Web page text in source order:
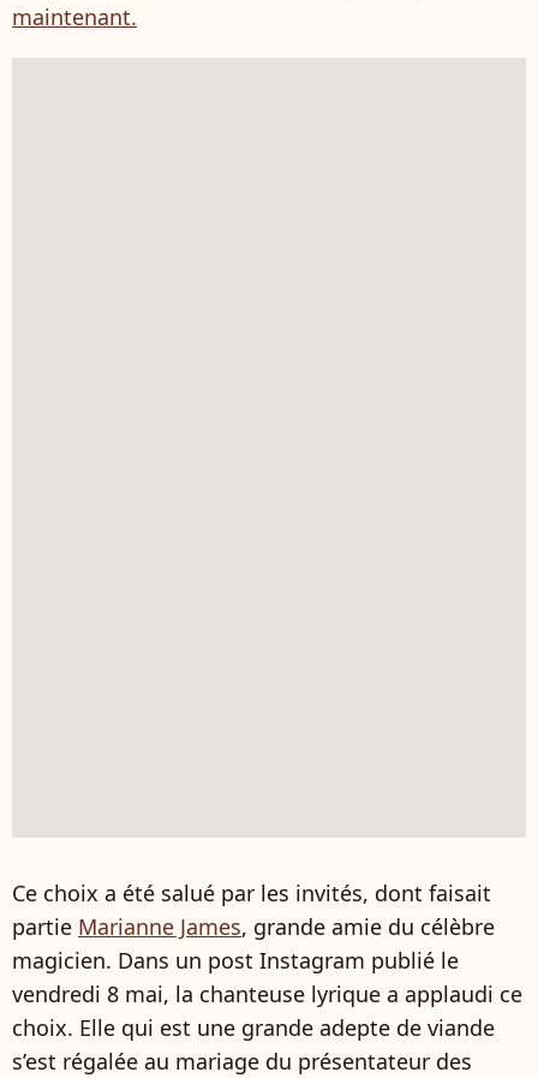
maintenant.
Ce choix a été salué par les invités, dont faisait
partie Marianne James, grande amie du célèbre
magicien. Dans un post Instagram publié le
vendredi 8 mai, la chanteuse lyrique a applaudi ce
choix. Elle qui est une grande adepte de viande
s’est régalée au mariage du présentateur des